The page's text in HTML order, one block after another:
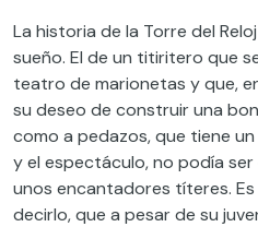
La historia de la Torre del
sueño. El de un titiritero que
teatro de marionetas y que,
su deseo de construir una
como a pedazos, que tiene
y el espectáculo, no podía
unos encantadores títeres.
decirlo, que a pesar de su